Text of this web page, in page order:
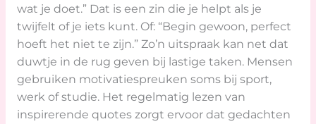
wat je doet.” Dat is een zin die je helpt als je
twijfelt of je iets kunt. Of: “Begin gewoon, perfect
hoeft het niet te zijn.” Zo’n uitspraak kan net dat
duwtje in de rug geven bij lastige taken. Mensen
gebruiken motivatiespreuken soms bij sport,
werk of studie. Het regelmatig lezen van
inspirerende quotes zorgt ervoor dat gedachten